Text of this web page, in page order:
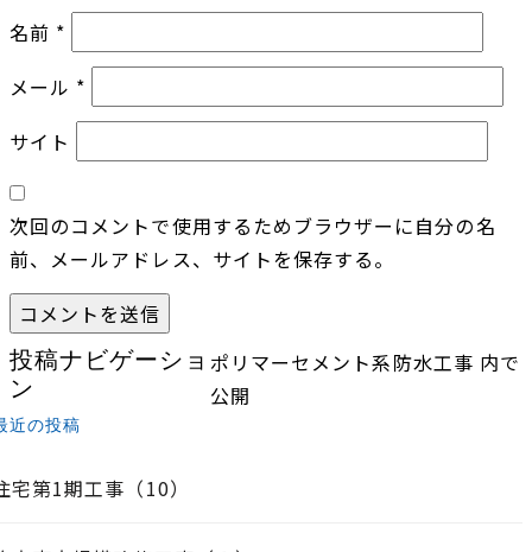
名前 *
メール *
サイト
次回のコメントで使用するためブラウザーに自分の名
前、メールアドレス、サイトを保存する。
投稿ナビゲーショ
ン
ポリマーセメント系防水工事 内で
公開
近の投稿
宅第1期工事（10）